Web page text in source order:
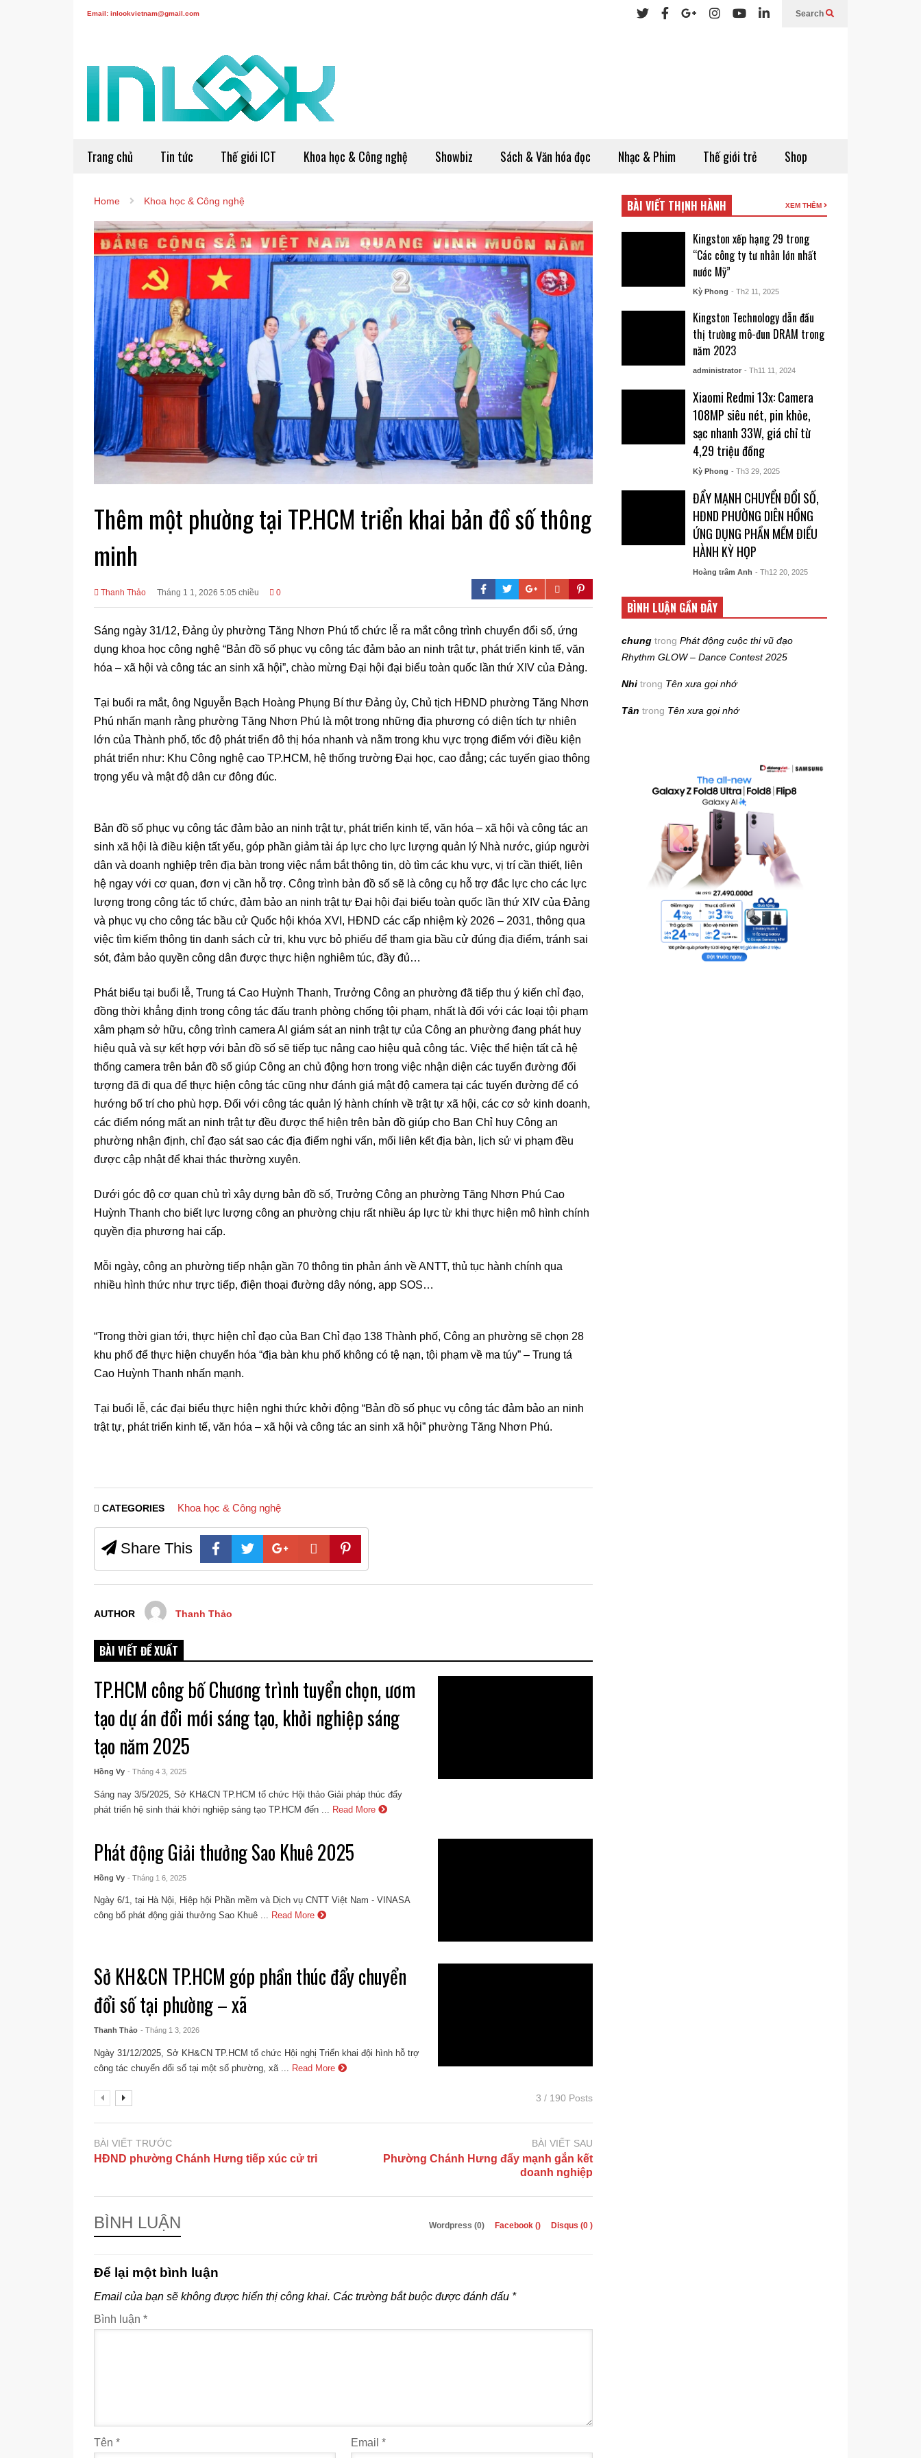
Email: inlookvietnam@gmail.com Search
Trang chủ Tin tức Thế giới ICT Khoa học & Công nghệ Showbiz Sách & Văn hóa đọc Nhạc & Phim Thế giới trẻ Shop
Home Khoa học & Công nghệ
Thêm một phường tại TP.HCM triển khai bản đồ số thông
minh
Thanh Thảo Tháng 1 1, 2026 5:05 chiều 0
Sáng ngày 31/12, Đảng ủy phường Tăng Nhơn Phú tổ chức lễ ra mắt công trình chuyển đổi số, ứng
dụng khoa học công nghệ “Bản đồ số phục vụ công tác đảm bảo an ninh trật tự, phát triển kinh tế, văn
hóa – xã hội và công tác an sinh xã hội”, chào mừng Đại hội đại biểu toàn quốc lần thứ XIV của Đảng.
Tại buổi ra mắt, ông Nguyễn Bạch Hoàng Phụng Bí thư Đảng ủy, Chủ tịch HĐND phường Tăng Nhơn
Phú nhấn mạnh rằng phường Tăng Nhơn Phú là một trong những địa phương có diện tích tự nhiên
lớn của Thành phố, tốc độ phát triển đô thị hóa nhanh và nằm trong khu vực trọng điểm với điều kiện
phát triển như: Khu Công nghệ cao TP.HCM, hệ thống trường Đại học, cao đẳng; các tuyến giao thông
trọng yếu và mật độ dân cư đông đúc.
Bản đồ số phục vụ công tác đảm bảo an ninh trật tự, phát triển kinh tế, văn hóa – xã hội và công tác an
sinh xã hội là điều kiện tất yếu, góp phần giảm tải áp lực cho lực lượng quản lý Nhà nước, giúp người
dân và doanh nghiệp trên địa bàn trong việc nắm bắt thông tin, dò tìm các khu vực, vị trí cần thiết, liên
hệ ngay với cơ quan, đơn vị cần hỗ trợ. Công trình bản đồ số sẽ là công cụ hỗ trợ đắc lực cho các lực
lượng trong công tác tổ chức, đảm bảo an ninh trật tự Đại hội đại biểu toàn quốc lần thứ XIV của Đảng
và phục vụ cho công tác bầu cử Quốc hội khóa XVI, HĐND các cấp nhiệm kỳ 2026 – 2031, thông qua
việc tìm kiếm thông tin danh sách cử tri, khu vực bỏ phiếu để tham gia bầu cử đúng địa điểm, tránh sai
sót, đảm bảo quyền công dân được thực hiện nghiêm túc, đầy đủ…
Phát biểu tại buổi lễ, Trung tá Cao Huỳnh Thanh, Trưởng Công an phường đã tiếp thu ý kiến chỉ đạo,
đồng thời khẳng định trong công tác đấu tranh phòng chống tội phạm, nhất là đối với các loại tội phạm
xâm phạm sở hữu, công trình camera AI giám sát an ninh trật tự của Công an phường đang phát huy
hiệu quả và sự kết hợp với bản đồ số sẽ tiếp tục nâng cao hiệu quả công tác. Việc thể hiện tất cả hệ
thống camera trên bản đồ số giúp Công an chủ động hơn trong việc nhận diện các tuyến đường đối
tượng đã đi qua để thực hiện công tác cũng như đánh giá mật độ camera tại các tuyến đường để có
hướng bố trí cho phù hợp. Đối với công tác quản lý hành chính về trật tự xã hội, các cơ sở kinh doanh,
các điểm nóng mất an ninh trật tự đều được thể hiện trên bản đồ giúp cho Ban Chỉ huy Công an
phường nhận định, chỉ đạo sát sao các địa điểm nghi vấn, mối liên kết địa bàn, lịch sử vi phạm đều
được cập nhật để khai thác thường xuyên.
Dưới góc độ cơ quan chủ trì xây dựng bản đồ số, Trưởng Công an phường Tăng Nhơn Phú Cao
Huỳnh Thanh cho biết lực lượng công an phường chịu rất nhiều áp lực từ khi thực hiện mô hình chính
quyền địa phương hai cấp.
Mỗi ngày, công an phường tiếp nhận gần 70 thông tin phản ánh về ANTT, thủ tục hành chính qua
nhiều hình thức như trực tiếp, điện thoại đường dây nóng, app SOS…
“Trong thời gian tới, thực hiện chỉ đạo của Ban Chỉ đạo 138 Thành phố, Công an phường sẽ chọn 28
khu phố để thực hiện chuyển hóa “địa bàn khu phố không có tệ nạn, tội phạm về ma túy” – Trung tá
Cao Huỳnh Thanh nhấn mạnh.
Tại buổi lễ, các đại biểu thực hiện nghi thức khởi động “Bản đồ số phục vụ công tác đảm bảo an ninh
trật tự, phát triển kinh tế, văn hóa – xã hội và công tác an sinh xã hội” phường Tăng Nhơn Phú.
CATEGORIES Khoa học & Công nghệ
Share This
AUTHOR Thanh Thảo
BÀI VIẾT ĐỀ XUẤT
TP.HCM công bố Chương trình tuyển chọn, ươm
tạo dự án đổi mới sáng tạo, khởi nghiệp sáng
tạo năm 2025
Hồng Vy - Tháng 4 3, 2025
Sáng nay 3/5/2025, Sở KH&CN TP.HCM tổ chức Hội thảo Giải pháp thúc đẩy
phát triển hệ sinh thái khởi nghiệp sáng tạo TP.HCM đến ...
Read More
Phát động Giải thưởng Sao Khuê 2025
Hồng Vy - Tháng 1 6, 2025
Ngày 6/1, tại Hà Nội, Hiệp hội Phần mềm và Dịch vụ CNTT Việt Nam - VINASA
công bố phát động giải thưởng Sao Khuê ... Read More
Sở KH&CN TP.HCM góp phần thúc đẩy chuyển
đổi số tại phường – xã
Thanh Thảo - Tháng 1 3, 2026
Ngày 31/12/2025, Sở KH&CN TP.HCM tổ chức Hội nghị Triển khai đội hình hỗ trợ
công tác chuyển đổi số tại một số phường, xã ... Read More
3 / 190 Posts
BÀI VIẾT TRƯỚC
HĐND phường Chánh Hưng tiếp xúc cử tri
BÀI VIẾT SAU
Phường Chánh Hưng đẩy mạnh gắn kết
doanh nghiệp
BÌNH LUẬN Wordpress (0) Facebook () Disqus (0 )
Để lại một bình luận
Email của bạn sẽ không được hiển thị công khai. Các trường bắt buộc được đánh dấu *
Bình luận *
Tên * Email *
BÀI VIẾT THỊNH HÀNH XEM THÊM
Kingston xếp hạng 29 trong
“Các công ty tư nhân lớn nhất
nước Mỹ”
Kỳ Phong - Th2 11, 2025
Kingston Technology dẫn đầu
thị trường mô-đun DRAM trong
năm 2023
administrator - Th11 11, 2024
Xiaomi Redmi 13x: Camera
108MP siêu nét, pin khỏe,
sạc nhanh 33W, giá chỉ từ
4,29 triệu đồng
Kỳ Phong - Th3 29, 2025
ĐẨY MẠNH CHUYỂN ĐỔI SỐ,
HĐND PHƯỜNG DIÊN HỒNG
ỨNG DỤNG PHẦN MỀM ĐIỀU
HÀNH KỲ HỌP
Hoàng trâm Anh - Th12 20, 2025
BÌNH LUẬN GẦN ĐÂY
chung trongPhát động cuộc thi vũ đạo
Rhythm GLOW – Dance Contest 2025
Nhi trong Tên xưa gọi nhớ
Tân trong Tên xưa gọi nhớ